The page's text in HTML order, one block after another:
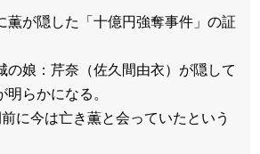
薫が隠した「十億円強奪事件」の証
の娘：芹奈（佐久間由衣）が隠して
らかになる。
に今は亡き薫と会っていたという